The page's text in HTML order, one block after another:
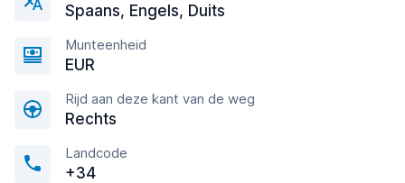
Spaans, Engels, Duits
Munteenheid
EUR
Rijd aan deze kant van de weg
Rechts
Landcode
+34